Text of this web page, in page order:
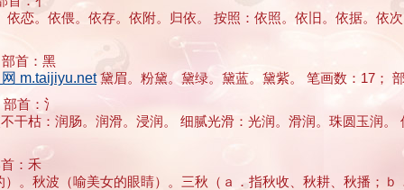
恋。依偎。依存。依附。归依。 按照：依照。依旧。依据。依
首：黑
m.taijiyu.net黛眉。粉黛。黛绿。黛蓝。黛紫。 笔画数：17；
首：氵
干枯：润肠。润滑。浸润。 细腻光滑：光润。滑润。珠圆玉润
：禾
。秋波（喻美女的眼睛）。三秋（ａ．指秋收、秋耕、秋播；